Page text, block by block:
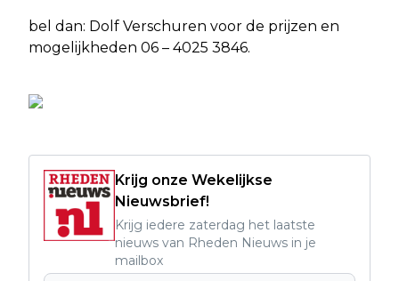
bel dan: Dolf Verschuren voor de prijzen en
mogelijkheden 06 – 4025 3846.
Krijg onze Wekelijkse
Nieuwsbrief!
Krijg iedere zaterdag het laatste
nieuws van Rheden Nieuws in je
mailbox